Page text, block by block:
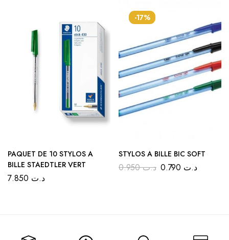
PAQUET DE 10 STYLOS A
BILLE STAEDTLER VERT
د.ت
-17%
STYLOS A BILLE BIC SOFT
د.ت0.950 د.ت